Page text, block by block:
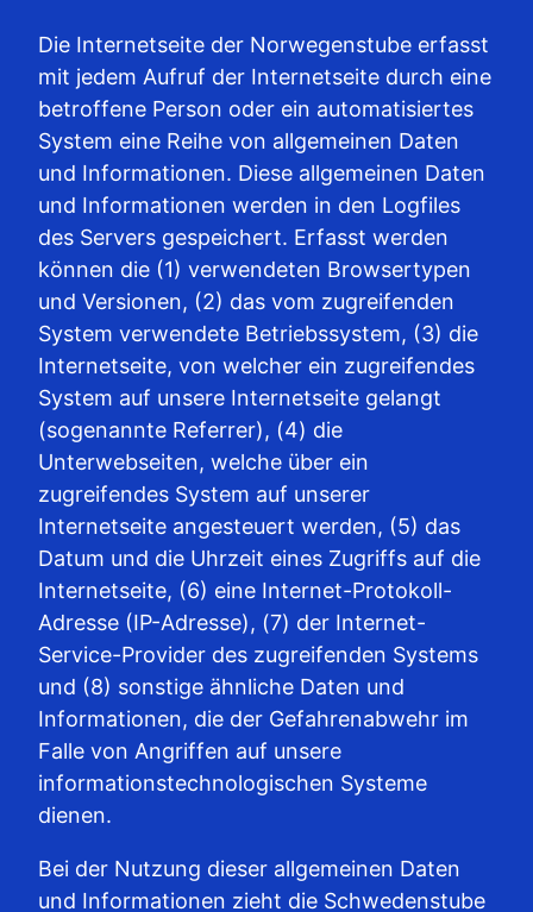
Die Internetseite der Norwegenstube erfasst
mit jedem Aufruf der Internetseite durch eine
betroffene Person oder ein automatisiertes
System eine Reihe von allgemeinen Daten
und Informationen. Diese allgemeinen Daten
und Informationen werden in den Logfiles
des Servers gespeichert. Erfasst werden
können die (1) verwendeten Browsertypen
und Versionen, (2) das vom zugreifenden
System verwendete Betriebssystem, (3) die
Internetseite, von welcher ein zugreifendes
System auf unsere Internetseite gelangt
(sogenannte Referrer), (4) die
Unterwebseiten, welche über ein
zugreifendes System auf unserer
Internetseite angesteuert werden, (5) das
Datum und die Uhrzeit eines Zugriffs auf die
Internetseite, (6) eine Internet-Protokoll-
Adresse (IP-Adresse), (7) der Internet-
Service-Provider des zugreifenden Systems
und (8) sonstige ähnliche Daten und
Informationen, die der Gefahrenabwehr im
Falle von Angriffen auf unsere
informationstechnologischen Systeme
dienen.
Bei der Nutzung dieser allgemeinen Daten
und Informationen zieht die Schwedenstube